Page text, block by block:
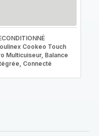
Cookeo Touch
Multicuiseur, Balance
Connecté